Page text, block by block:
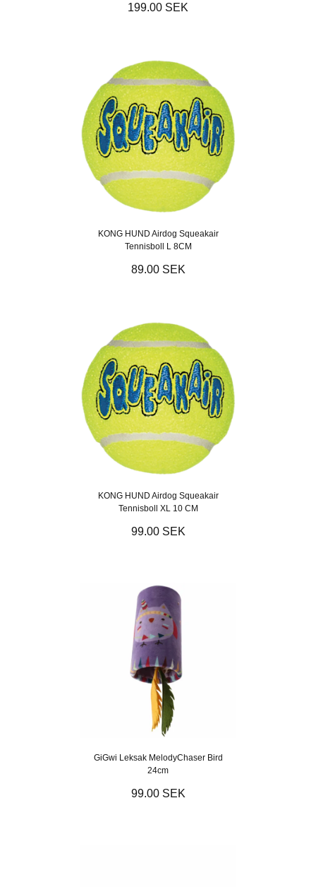
199.00 SEK
KONG HUND Airdog Squeakair
Tennisboll L 8CM
89.00 SEK
KONG HUND Airdog Squeakair
Tennisboll XL 10 CM
99.00 SEK
GiGwi Leksak MelodyChaser Bird
24cm
99.00 SEK